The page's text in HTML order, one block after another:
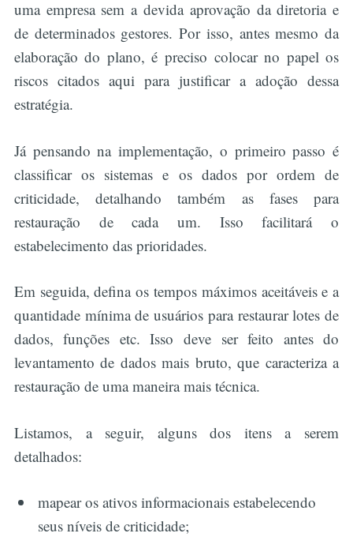
uma empresa sem a devida aprovação da diretoria e
de determinados gestores. Por isso, antes mesmo da
elaboração do plano, é preciso colocar no papel os
riscos citados aqui para justificar a adoção dessa
estratégia.
Já pensando na implementação, o primeiro passo é
classificar os sistemas e os dados por ordem de
criticidade, detalhando também as fases para
restauração de cada um. Isso facilitará o
estabelecimento das prioridades.
Em seguida, defina os tempos máximos aceitáveis e a
quantidade mínima de usuários para restaurar lotes de
dados, funções etc. Isso deve ser feito antes do
levantamento de dados mais bruto, que caracteriza a
restauração de uma maneira mais técnica.
Listamos, a seguir, alguns dos itens a serem
detalhados:
mapear os ativos informacionais estabelecendo
seus níveis de criticidade;
Buscar